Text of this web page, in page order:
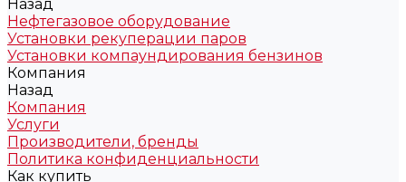
Назад
Нефтегазовое оборудование
Установки рекуперации паров
Установки компаундирования бензинов
Компания
Назад
Компания
Услуги
Производители, бренды
Политика конфиденциальности
Как купить